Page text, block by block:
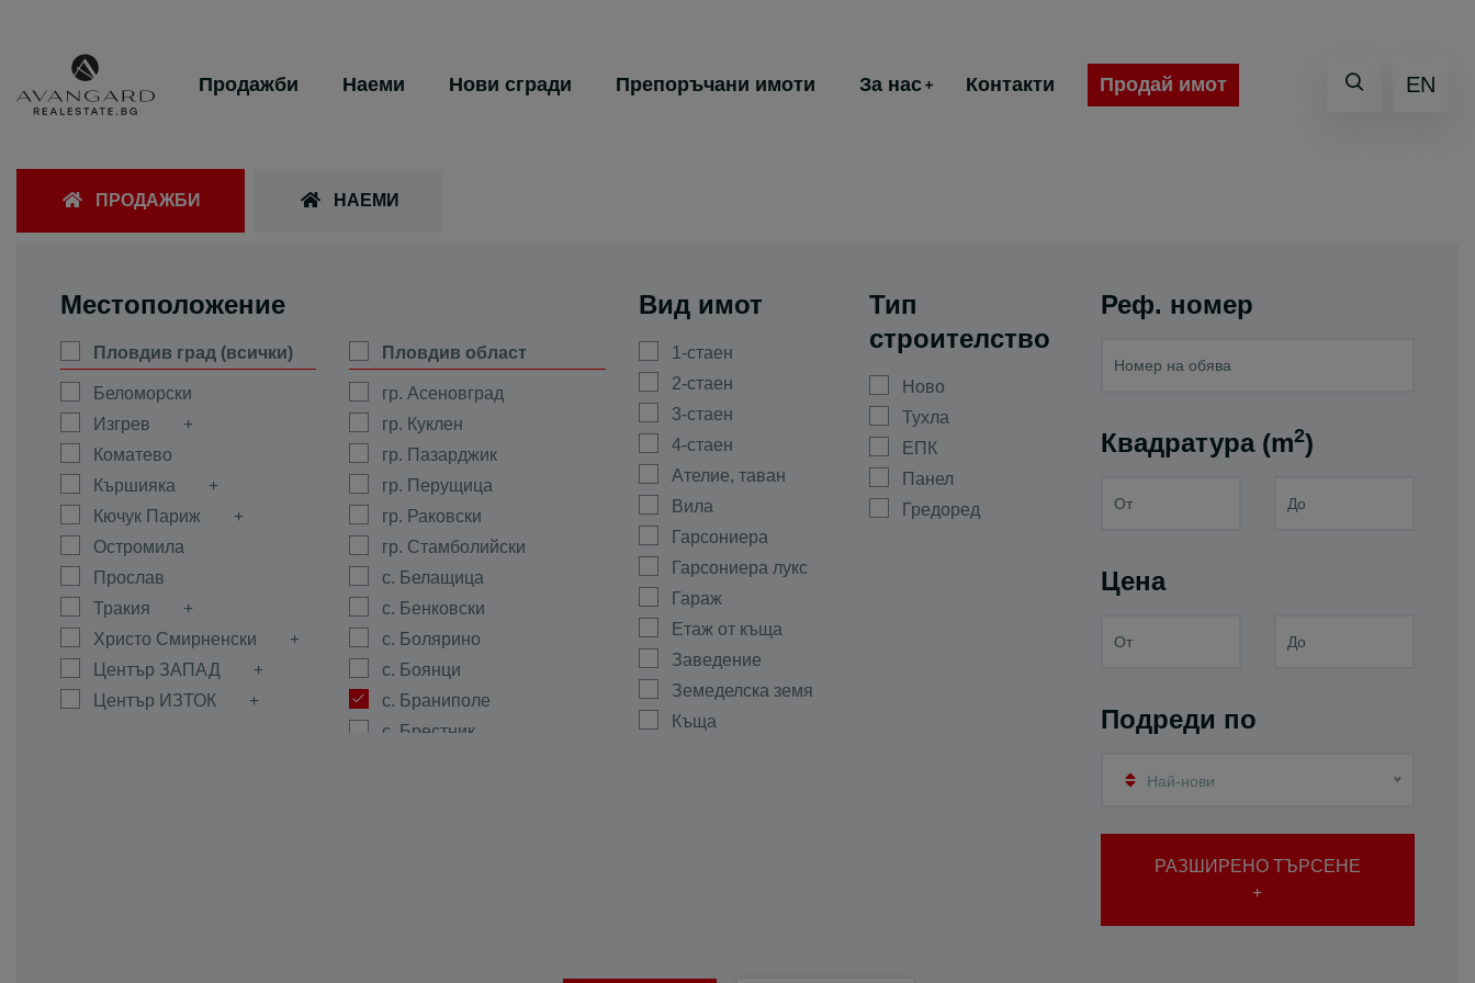
Продажби Наеми Нови сгради Препоръчани имоти За нас Контакти Продай имот EN
ПРОДАЖБИ НАЕМИ
Местоположение
Пловдив град (всички)
Беломорски
Изгрев
Коматево
Кършияка
Кючук Париж
Остромила
Прослав
Тракия
Христо Смирненски
Център ЗАПАД
Център ИЗТОК
Пловдив област
гр. Асеновград
гр. Куклен
гр. Пазарджик
гр. Перущица
гр. Раковски
гр. Стамболийски
с. Белащица
с. Бенковски
с. Болярино
с. Боянци
с. Браниполе
с. Брестник
Вид имот
1-стаен
2-стаен
3-стаен
4-стаен
Ателие, таван
Вила
Гарсониера
Гарсониера лукс
Гараж
Етаж от къща
Заведение
Земеделска земя
Къща
Тип
строителство
Ново
Тухла
ЕПК
Панел
Гредоред
Реф. номер
Квадратура (m2)
Цена
Подреди по
Най-нови
РАЗШИРЕНО ТЪРСЕНЕ